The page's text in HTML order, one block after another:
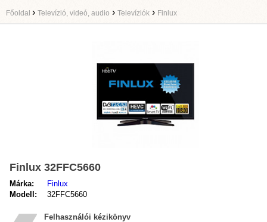
Főoldal › Televízió, videó, audio › Televíziók › Finlux
Finlux 32FFC5660
Márka:
Finlux
Modell:
32FFC5660
Felhasználói kézikönyv